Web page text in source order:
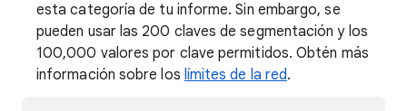
esta categoría de tu informe. Sin embargo, se
pueden usar las 200 claves de segmentación y los
100,000 valores por clave permitidos. Obtén más
información sobre los límites de la red.